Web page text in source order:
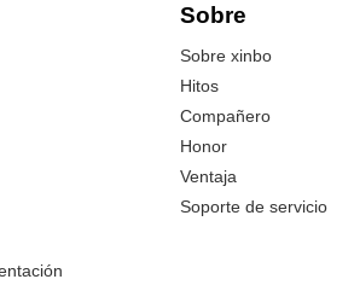
Sobre
Sobre xinbo
Hitos
Compañero
Honor
Ventaja
Soporte de servicio